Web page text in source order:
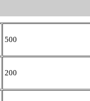
500
200